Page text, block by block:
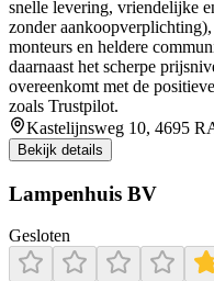
snelle levering, vriendelijke
zonder
monteurs en heldere
daarnaast het scherpe
overeenkomt met de
zoals Trustpilot.
Kastelijnsweg 10, 4695
Bekijk details
Lampenhuis BV
Gesloten